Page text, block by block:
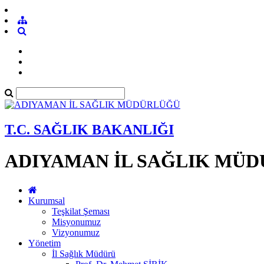
T.C. SAĞLIK BAKANLIĞI
ADIYAMAN İL SAĞLIK
Kurumsal
Teşkilat Şeması
Misyonumuz
Vizyonumuz
Yönetim
İl Sağlık Müdürü